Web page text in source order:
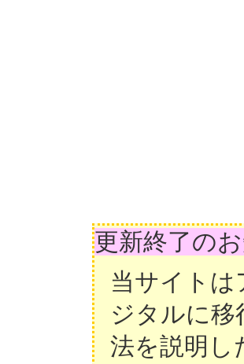
更新終了の
当サイト
ジタルに移
法を説明し